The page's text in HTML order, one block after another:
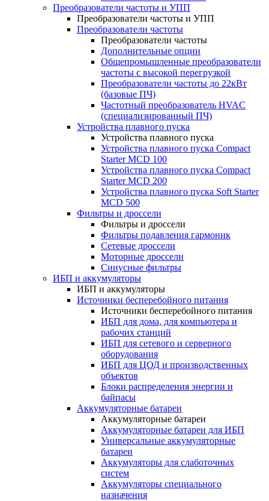
Преобразователи частоты и УПП
Преобразователи частоты и УПП
Преобразователи частоты
Преобразователи частоты
Дополнительные опции
Общепромышленные преобразователи
частоты с высокой перегрузкой
Преобразователи частоты до 22кВт
(базовые ПЧ)
Частотный преобразователь HVAC
(специализированный ПЧ)
Устройства плавного пуска
Устройства плавного пуска
Устройства плавного пуска Compact
Starter MCD 100
Устройства плавного пуска Compact
Starter MCD 200
Устройства плавного пуска Soft Starter
MCD 500
Фильтры и дроссели
Фильтры и дроссели
Фильтры подавления гармоник
Сетевые дроссели
Моторные дроссели
Синусные фильтры
ИБП и аккумуляторы
ИБП и аккумуляторы
Источники бесперебойного питания
Источники бесперебойного питания
ИБП для дома, для компьютера и
рабочих станций
ИБП для сетевого и серверного
оборудования
ИБП для ЦОД и производственных
объектов
Блоки распределения энергии и
байпасы
Аккумуляторные батареи
Аккумуляторные батареи
Аккумуляторные батареи для ИБП
Универсальные аккумуляторные
батареи
Аккумуляторы для слаботочных
систем
Аккумуляторы специального
назначения